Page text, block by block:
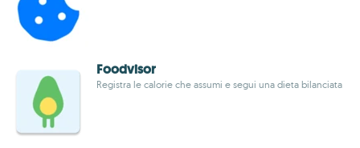
Foodvisor
Registra le calorie che assumi e segui una dieta bilanciata